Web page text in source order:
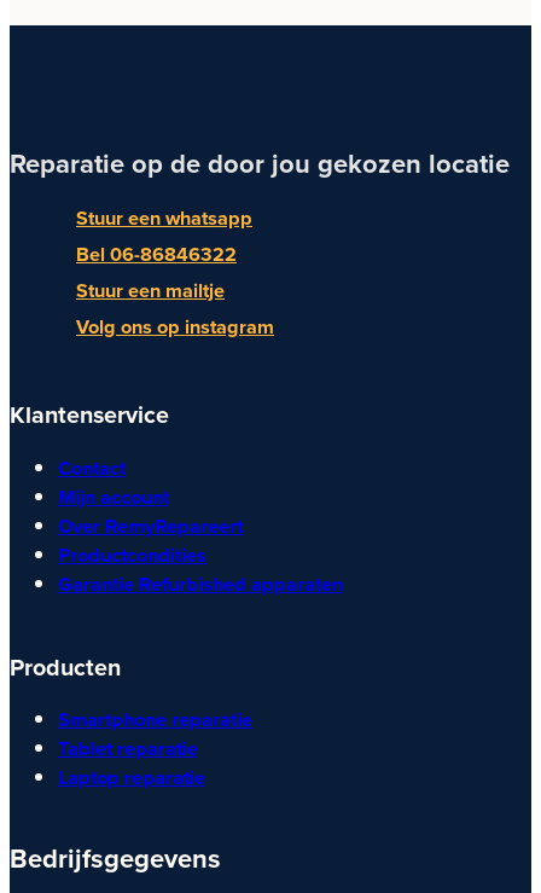
Reparatie op de door jou gekozen locatie
Stuur een whatsapp
Bel 06-86846322
Stuur een mailtje
Volg ons op instagram
Klantenservice
Contact
Mijn account
Over RemyRepareert
Productcondities
Garantie Refurbished apparaten
Producten
Smartphone reparatie
Tablet reparatie
Laptop reparatie
Bedrijfsgegevens